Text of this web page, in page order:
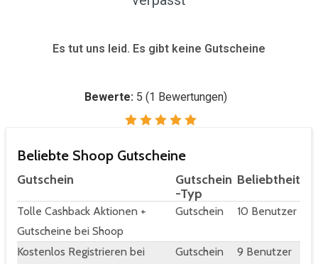
Es tut uns leid. Es gibt keine Gutscheine
Bewerte: 5 (1 Bewertungen)
Beliebte Shoop Gutscheine
Gutschein
Gutschein
-Typ
Beliebtheit
Tolle Cashback Aktionen +
Gutscheine bei Shoop
Gutschein 10 Benutzer
Kostenlos Registrieren bei
Gutschein 9 Benutzer